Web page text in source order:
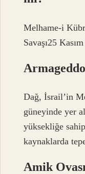
Melhame-i
Savaşı25
Dağ, İsrail’in
güneyinde yer
yüksekliğe
kaynaklarda
Amik